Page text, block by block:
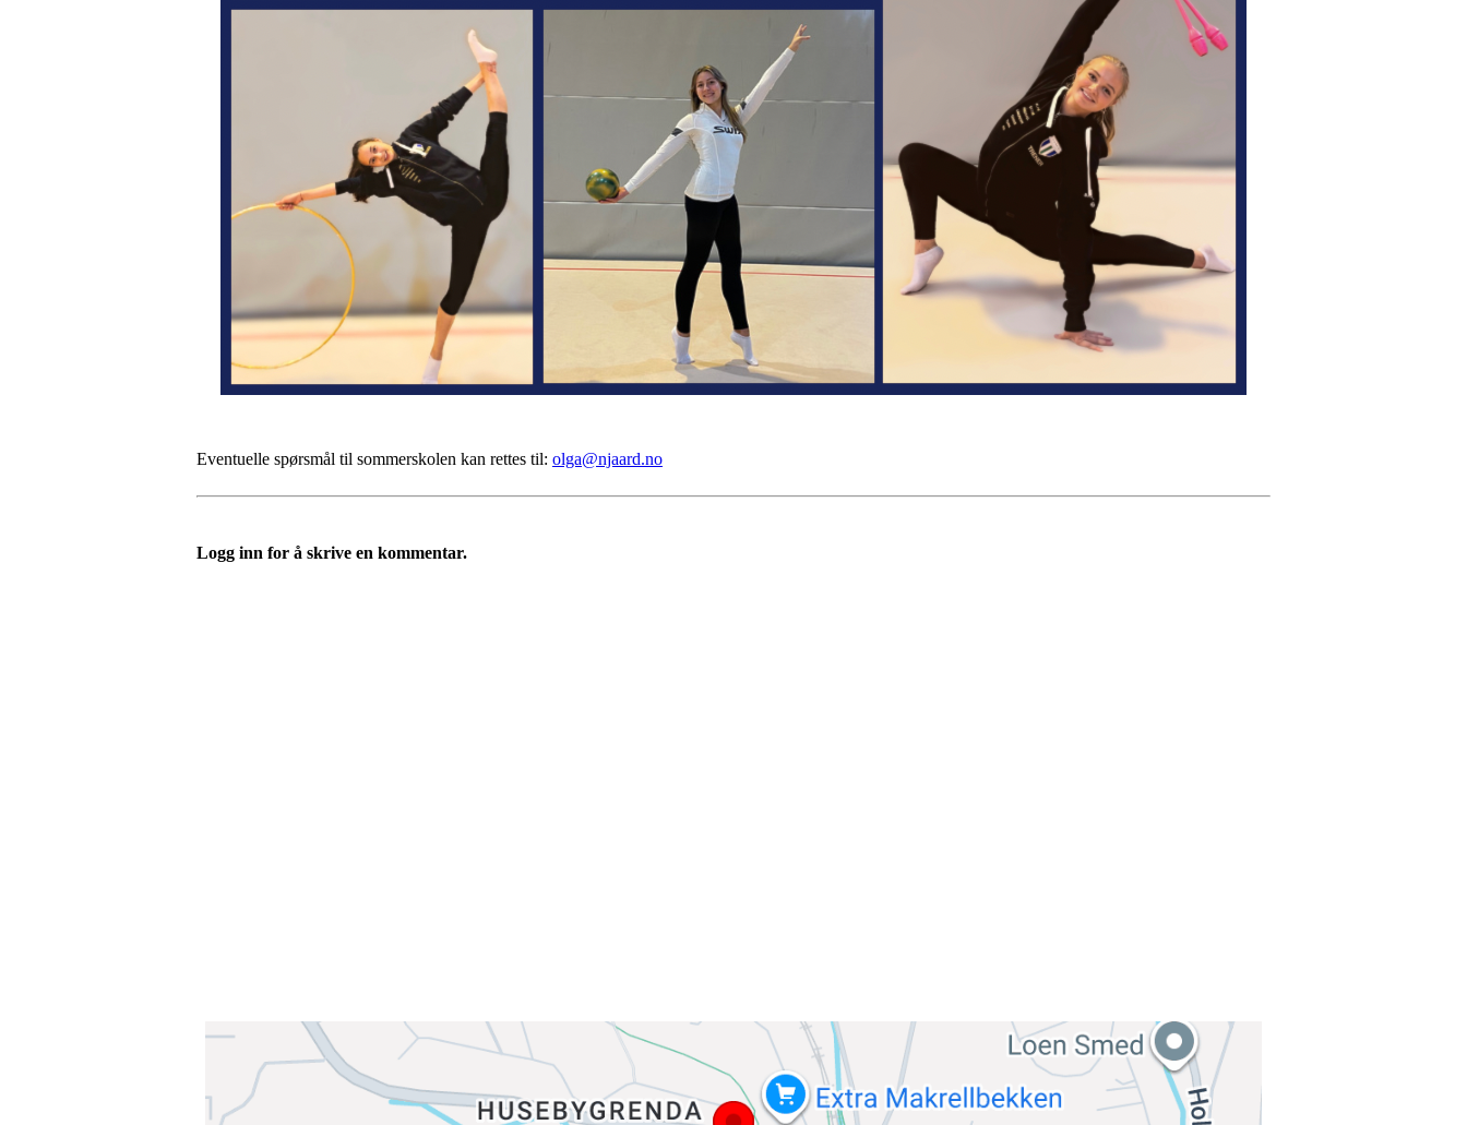
Eventuelle spørsmål til sommerskolen kan rettes til: olga@njaard.no
Logg inn for å skrive en kommentar.